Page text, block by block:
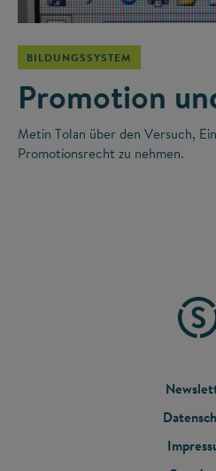
BILDUNGSSYSTEM
Promotion
Metin Tolan über den Versuch,
Promotionsrecht zu nehmen.
MENU